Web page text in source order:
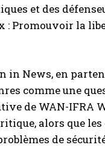
et des
Promouvoir la
in News, en
comme une
de WAN-IFRA
alors que
de